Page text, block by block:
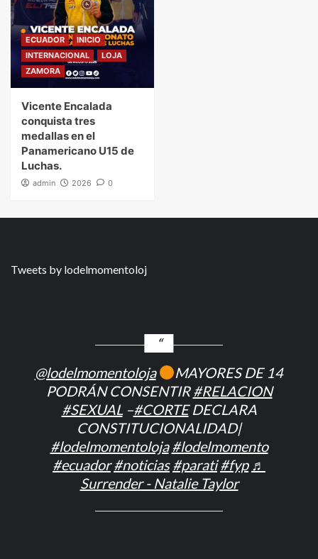
ECUADOR
INICIO
INTERNACIONAL
LOJA
ZAMORA
Vicente Encalada
conquista tres
medallas en el
Panamericano U15 de
Luchas.
admin 2026 0
Tweets by lodelmomentoloj
@lodelmomentoloja
MAYORES DE 14
PODRÁN CONSENTIR#RELACION
#SEXUAL–#CORTEDECLARA
CONSTITUCIONALIDAD|
#lodelmomentoloja #lodelmomento
#ecuador #noticias #parati #fyp ♬
Surrender - Natalie Taylor